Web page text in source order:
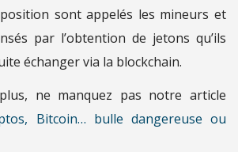
sont appelés les mineurs et
par l’obtention de jetons qu’ils
échanger via la blockchain.
ne manquez pas notre article
Bitcoin… bulle dangereuse ou